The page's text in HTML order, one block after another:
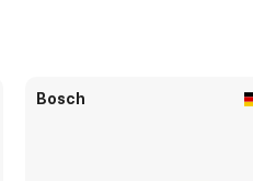
Bosch